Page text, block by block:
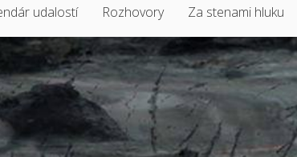
udalostí Rozhovory Za stenami hluku